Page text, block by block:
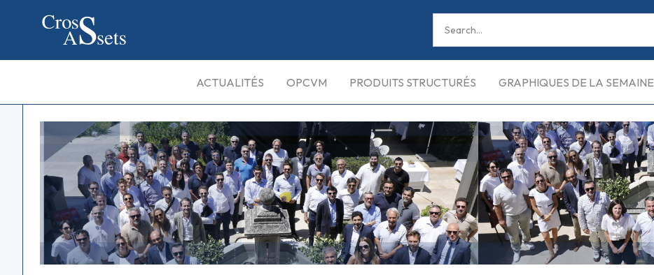
ACTUALITÉS OPCVM PRODUITS STRUCTURÉS GRAPHIQUES DE LA SEMAINE